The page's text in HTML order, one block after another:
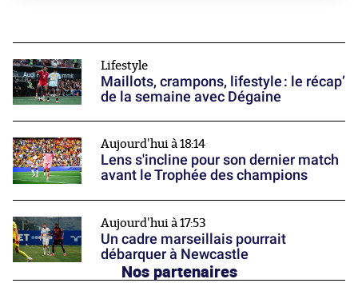
Lifestyle
Maillots, crampons, lifestyle : le récap’
de la semaine avec Dégaine
Aujourd'hui à 18:14
Lens s'incline pour son dernier match
avant le Trophée des champions
Aujourd'hui à 17:53
Un cadre marseillais pourrait
débarquer à Newcastle
Nos partenaires